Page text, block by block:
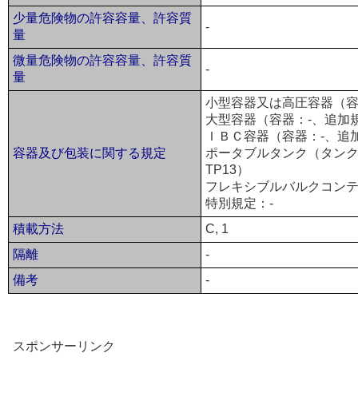
少量危険物の許容容量、許容質
量
-
微量危険物の許容容量、許容質
量
-
容器及び包装に関する規定
小型容器又は高圧容器（
大型容器（容器：-、追加
ＩＢＣ容器（容器：-、追
ポータブルタンク（タン
TP13）
フレキシブルバルクコン
特別規定：-
積載方法
C, 1
隔離
-
備考
-
スポンサーリンク